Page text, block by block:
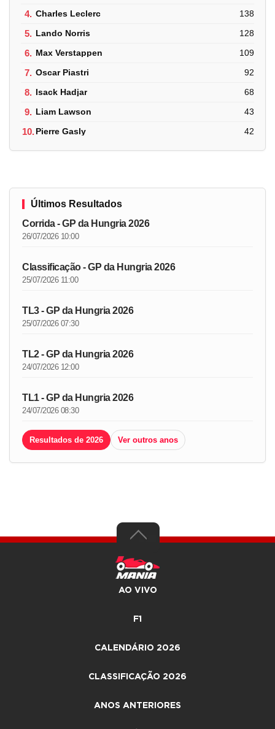
4. Charles Leclerc 138
5. Lando Norris 128
6. Max Verstappen 109
7. Oscar Piastri 92
8. Isack Hadjar 68
9. Liam Lawson 43
10.Pierre Gasly 42
Últimos Resultados
Corrida - GP da Hungria 2026
26/07/2026 10:00
Classificação - GP da Hungria 2026
25/07/2026 11:00
TL3 - GP da Hungria 2026
25/07/2026 07:30
TL2 - GP da Hungria 2026
24/07/2026 12:00
TL1 - GP da Hungria 2026
24/07/2026 08:30
Resultados de 2026 Ver outros anos
AO VIVO
F1
CALENDÁRIO 2026
CLASSIFICAÇÃO 2026
ANOS ANTERIORES